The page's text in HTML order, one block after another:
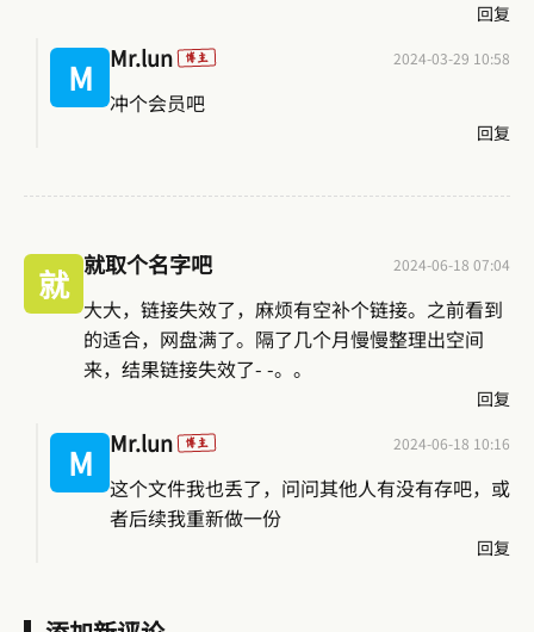
回复
M Mr.lun 博主 2024-03-29 10:58
冲个会员吧
回复
就 就取个名字吧 2024-06-18 07:04
大大，链接失效了，麻烦有空补个链接。之前看到
的适合，网盘满了。隔了几个月慢慢整理出空间
来，结果链接失效了- -。。
回复
M Mr.lun 博主 2024-06-18 10:16
这个文件我也丢了，问问其他人有没有存吧，或
者后续我重新做一份
回复